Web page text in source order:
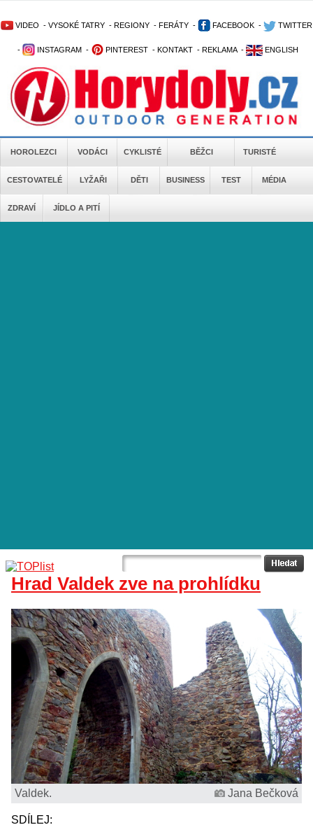
VIDEO - VYSOKÉ TATRY - REGIONY - FERÁTY - FACEBOOK - TWITTER
- INSTAGRAM - PINTEREST - KONTAKT - REKLAMA - ENGLISH
HOROLEZCI VODÁCI CYKLISTÉ BĚŽCI TURISTÉ
CESTOVATELÉ LYŽAŘI DĚTI BUSINESS TEST MÉDIA
ZDRAVÍ JÍDLO A PITÍ
Hrad Valdek zve na prohlídku
Valdek. Jana Bečková
SDÍLEJ: